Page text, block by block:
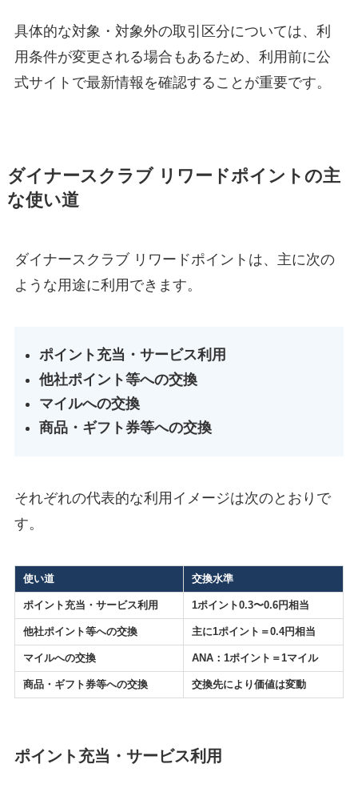
具体的な対象・対象外の取引区分については、利
用条件が変更される場合もあるため、利用前に公
式サイトで最新情報を確認することが重要です。
ダイナースクラブ リワードポイントの主
な使い道
ダイナースクラブ リワードポイントは、主に次の
ような用途に利用できます。
ポイント充当・サービス利用
他社ポイント等への交換
マイルへの交換
商品・ギフト券等への交換
それぞれの代表的な利用イメージは次のとおりで
す。
使い道 交換水準
ポイント充当・サービス利用 1ポイント0.3〜0.6円相当
他社ポイント等への交換 主に1ポイント＝0.4円相当
マイルへの交換 ANA：1ポイント＝1マイル
商品・ギフト券等への交換 交換先により価値は変動
ポイント充当・サービス利用